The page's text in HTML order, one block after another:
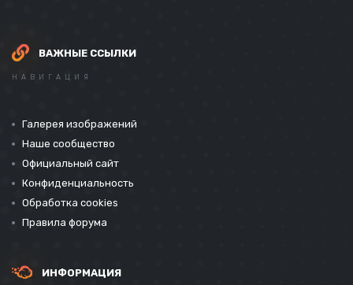
ВАЖНЫЕ ССЫЛКИ
НАВИГАЦИЯ
Галерея изображений
Наше сообщество
Официальный сайт
Конфиденциальность
Обработка cookies
Правила форума
ИНФОРМАЦИЯ